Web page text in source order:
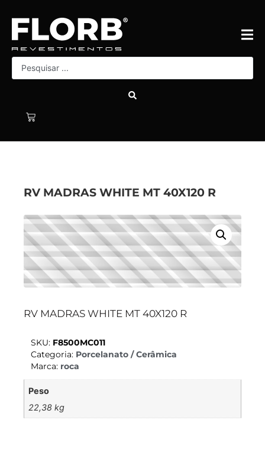
RV MADRAS WHITE MT 40X120 R
RV MADRAS WHITE MT 40X120 R
SKU: F8500MC011
Categoria: Porcelanato / Cerâmica
Marca: roca
Peso
22,38 kg